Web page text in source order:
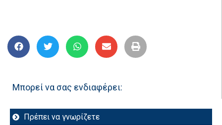
Μπορεί να σας ενδιαφέρει:
Πρέπει να γνωρίζετε